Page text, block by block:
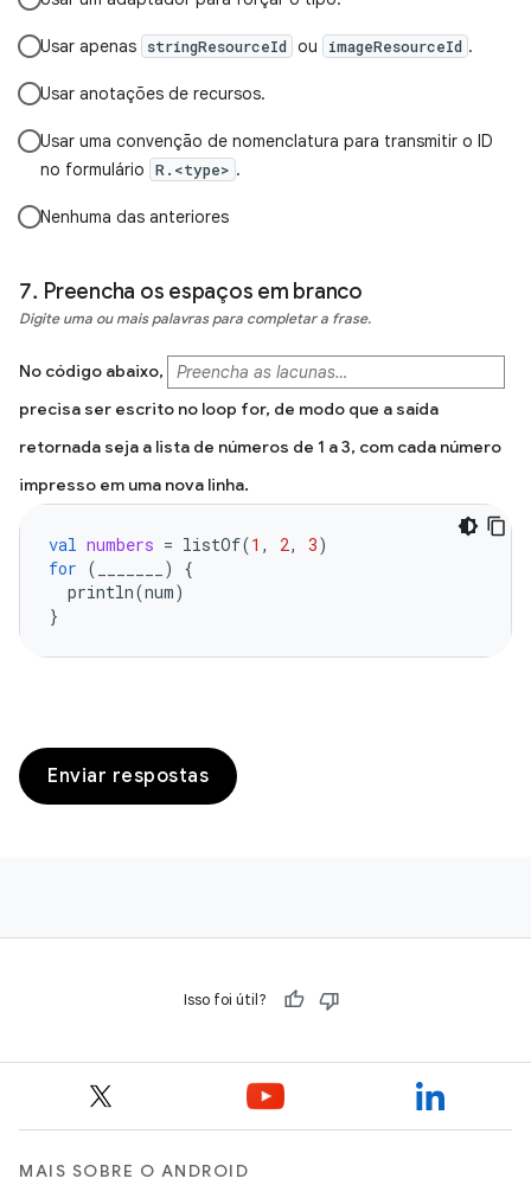
Usar apenas stringResourceId ou imageResourceId .
Usar anotações de recursos.
Usar uma convenção de nomenclatura para transmitir o ID
no formulário
R.<type> .
Nenhuma das anteriores
Preencha os espaços em branco
Digite uma ou mais palavras para completar a frase.
No código abaixo,
precisa ser escrito no loop for, de modo que a saída
retornada seja a lista de números de 1 a 3, com cada número
impresso em uma nova linha.
val numbers = listOf(1 , 2, 3)
for ( )
{
println(num)
}
Enviar respostas
Isso foi útil?
MAIS SOBRE O ANDROID